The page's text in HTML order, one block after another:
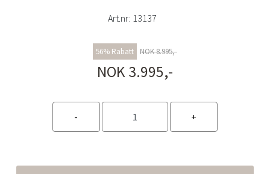
Art.nr: 13137
56% Rabatt NOK 8.995,-
NOK 3.995,-